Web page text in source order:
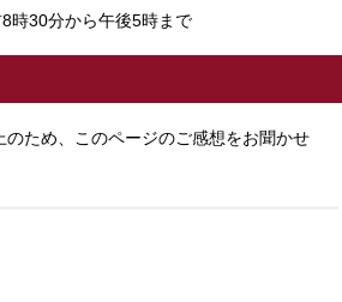
時30分から午後5時まで
のため、このページのご感想をお聞かせ